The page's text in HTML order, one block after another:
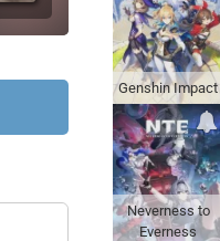
Genshin Impact
Neverness to
Everness